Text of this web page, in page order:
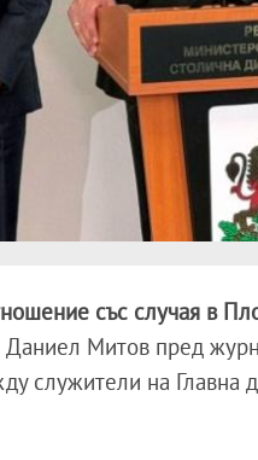
със случая в
Митов пред
служители на Главна